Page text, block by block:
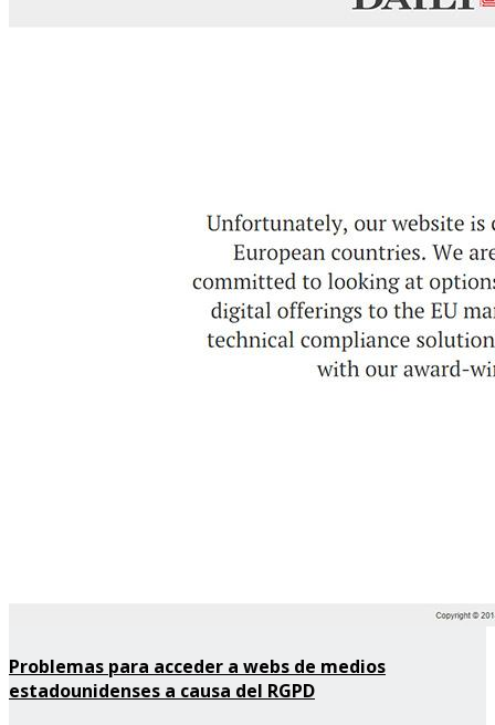
Problemas para acceder a webs de medios
estadounidenses a causa del RGPD